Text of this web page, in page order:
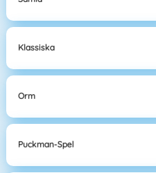
Klassiska
Orm
Puckman-Spel